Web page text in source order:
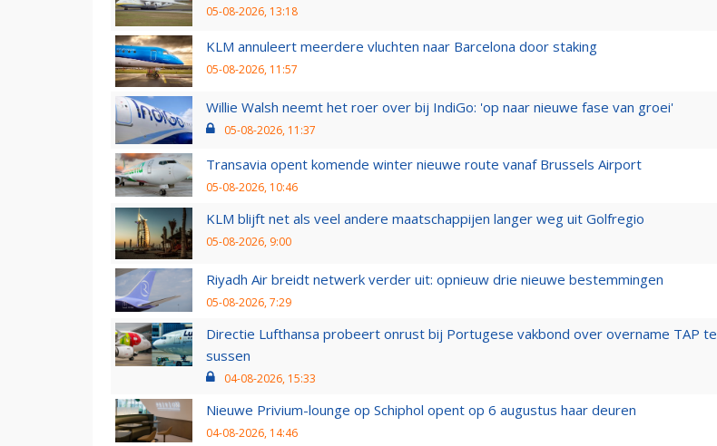
05-08-2026, 13:18
KLM annuleert meerdere vluchten naar Barcelona door staking
05-08-2026, 11:57
Willie Walsh neemt het roer over bij IndiGo: 'op naar nieuwe fase van groei'
05-08-2026, 11:37
Transavia opent komende winter nieuwe route vanaf Brussels Airport
05-08-2026, 10:46
KLM blijft net als veel andere maatschappijen langer weg uit Golfregio
05-08-2026, 9:00
Riyadh Air breidt netwerk verder uit: opnieuw drie nieuwe bestemmingen
05-08-2026, 7:29
Directie Lufthansa probeert onrust bij Portugese vakbond over overname TAP te
sussen
04-08-2026, 15:33
Nieuwe Privium-lounge op Schiphol opent op 6 augustus haar deuren
04-08-2026, 14:46